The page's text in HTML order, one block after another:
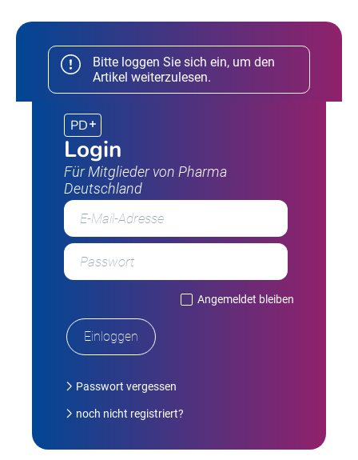
Bitte loggen Sie sich ein, um den
Artikel weiterzulesen.
PD
Login
Für Mitglieder von Pharma
Deutschland
Angemeldet bleiben
Passwort vergessen
noch nicht registriert?